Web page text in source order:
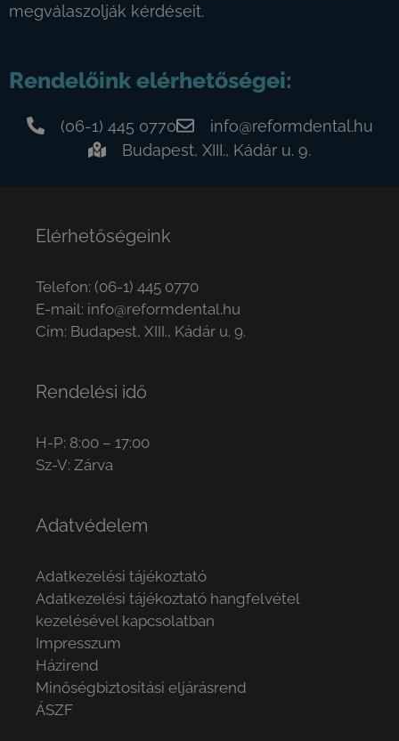
megválaszolják kérdéseit.
Rendelőink elérhetőségei:
(06-1) 445 0770
info@reformdental.hu
Budapest, XIII., Kádár u. 9.
Elérhetőségeink
Telefon: (06-1) 445 0770
E-mail: info@reformdental.hu
Cím: Budapest, XIII., Kádár u. 9.
Rendelési idő
H-P: 8:00 – 17:00
Sz-V: Zárva
Adatvédelem
Adatkezelési tájékoztató
Adatkezelési tájékoztató hangfelvétel
kezelésével kapcsolatban
Impresszum
Házirend
Minőségbiztosítási eljárásrend
ÁSZF